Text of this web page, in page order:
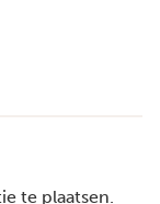
te plaatsen.